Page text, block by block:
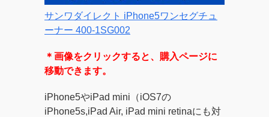
サンワダイレクト iPhone5ワンセグチュ
ーナー 400-1SG002
＊画像をクリックすると、購入ページに
移動できます。
iPhone5やiPad mini（iOS7の
iPhone5s,iPad Air, iPad mini retinaにも対